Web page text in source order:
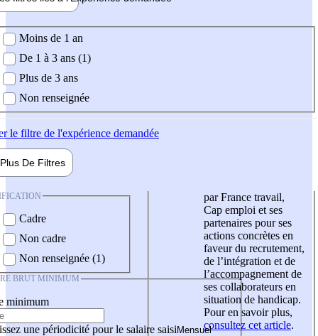
demandée
Moins de 1 an
De 1 à 3 ans (1)
Plus de 3 ans
Non renseignée
le filtre de l'expérience demandée
Plus De Filtres
Cadre
Non cadre
Non renseignée (1)
BRUT MINIMUM
minimum
une périodicité pour le salaire saisi
par France travail,
Cap emploi et ses
partenaires pour ses
actions concrètes en
faveur du recrutement,
de l’intégration et de
l’accompagnement de
ses collaborateurs en
situation de handicap.
Pour en savoir plus,
consultez cet article.